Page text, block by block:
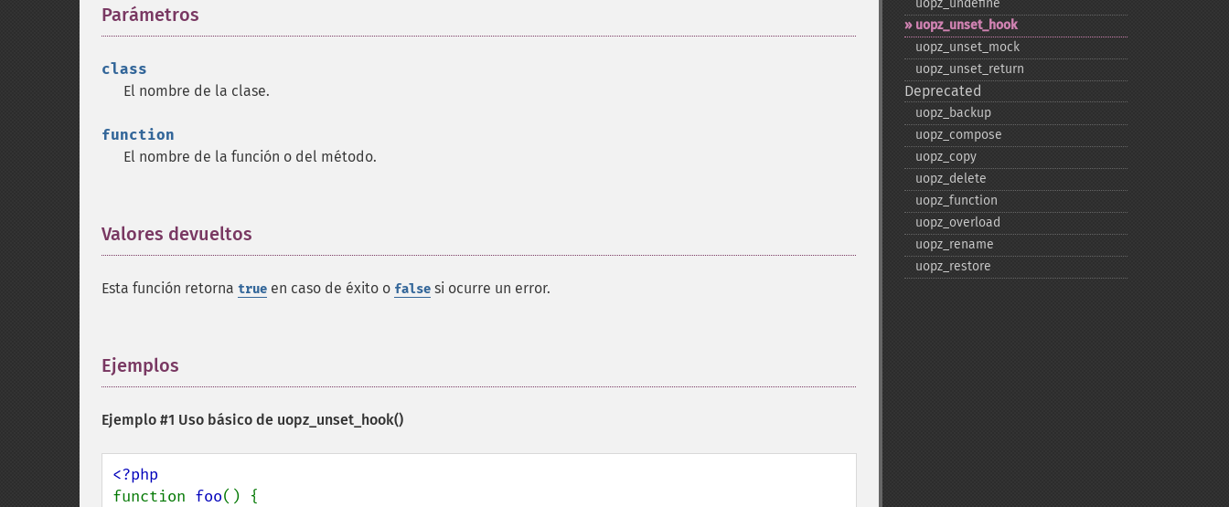
Parámetros
class
El nombre de la clase.
function
El nombre de la función o del método.
Valores devueltos
Esta función retorna true en caso de éxito o false si ocurre un error.
Ejemplos
Ejemplo #1 Uso básico de uopz_unset_hook()
function foo() {
uopz_​undefine
uopz_​unset_​hook
uopz_​unset_​mock
uopz_​unset_​return
Deprecated
uopz_​backup
uopz_​compose
uopz_​copy
uopz_​delete
uopz_​function
uopz_​overload
uopz_​rename
uopz_​restore